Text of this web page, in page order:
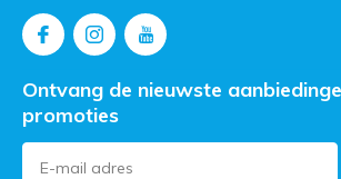
Ontvang de nieuwste
promoties